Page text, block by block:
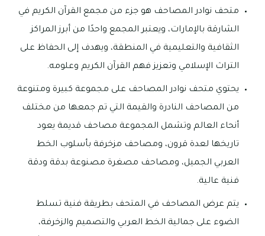
متحف نوادر المصاحف هو جزء من مجمع القرآن الكريم في
الشارقة بالإمارات، ويعتبر المجمع واحدًا من أبرز المراكز
الثقافية والتعليمية في المنطقة، ويهدف إلى الحفاظ على
التراث الإسلامي وتعزيز فهم القرآن الكريم وعلومه.
يحتوي متحف نوادر المصاحف على مجموعة كبيرة ومتنوعة
من المصاحف النادرة والقيمة التي تم جمعها من مختلف
أنحاء العالم وتشمل المجموعة مصاحف قديمة يعود
تاريخها لعدة قرون، ومصاحف مزخرفة بأسلوب الخط
العربي الجميل، ومصاحف مصغرة مصنوعة بدقة ودقة
فنية عالية.
يتم عرض المصاحف في المتحف بطريقة فنية تسلط
الضوء على جمالية الخط العربي والتصميم والزخرفة،